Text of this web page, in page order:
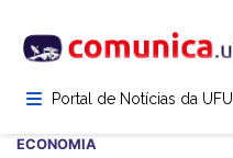
para
conteúdoPortal de Notícias da UFU
ECONOMIA